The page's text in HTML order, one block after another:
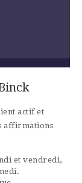
actif et
affirmations
et vendredi,